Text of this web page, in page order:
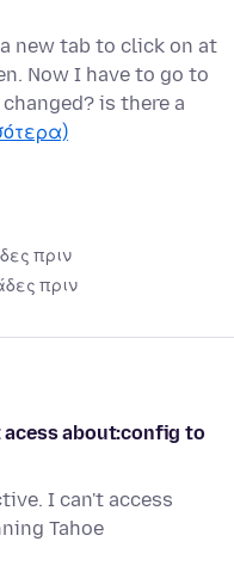
new tab to click on at
Now I have to go to
is there a
πριν
πριν
about:config to
I can't access
Tahoe